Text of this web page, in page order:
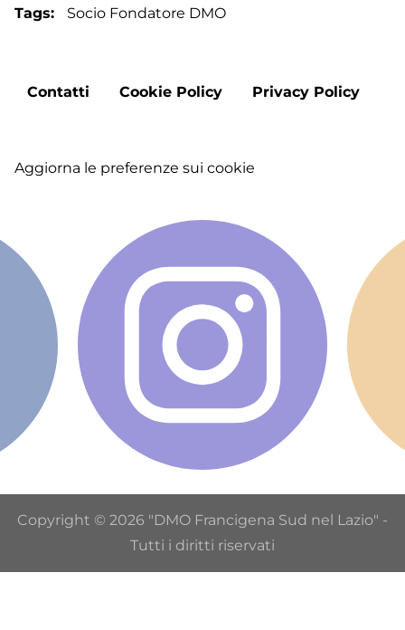
Tags Socio Fondatore DMO
Footer
Contatti Cookie Policy Privacy Policy
Aggiorna le preferenze sui cookie
Copyright © 2026 "DMO Francigena Sud nel Lazio" -
Tutti i diritti riservati